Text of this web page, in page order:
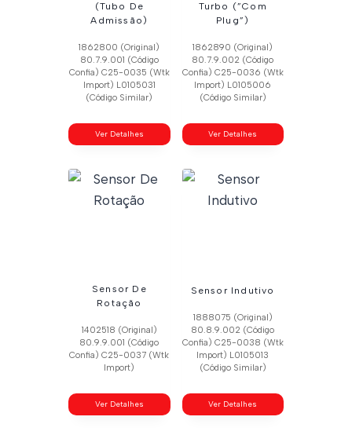
(Tubo De
Admissão)
1862800 (Original)
80.7.9.001 (Código
Confia) C25-0035 (Wtk
Import) L0105031
(Código Similar)
Ver Detalhes
Turbo (”Com
Plug”)
1862890 (Original)
80.7.9.002 (Código
Confia) C25-0036 (Wtk
Import) L0105006
(Código Similar)
Ver Detalhes
Sensor De
Rotação
1402518 (Original)
80.9.9.001 (Código
Confia) C25-0037 (Wtk
Import)
Ver Detalhes
Sensor Indutivo
1888075 (Original)
80.8.9.002 (Código
Confia) C25-0038 (Wtk
Import) L0105013
(Código Similar)
Ver Detalhes